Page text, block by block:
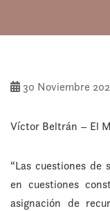
30 Noviembre
Víctor Beltrán – El
“Las cuestiones de
en cuestiones
asignación de